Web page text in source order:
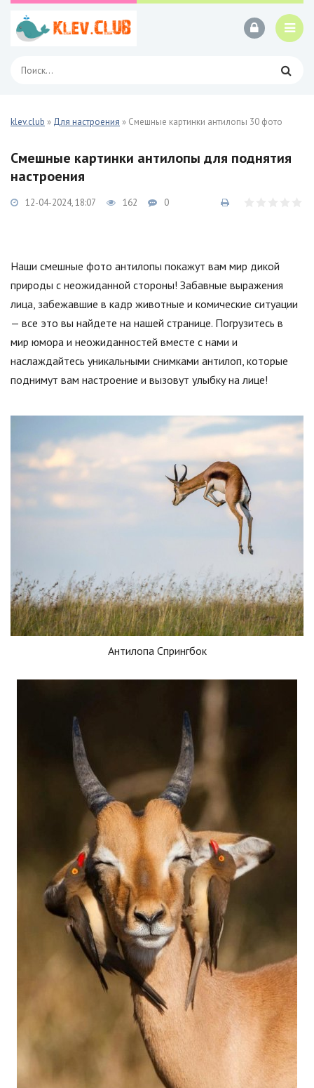
klev.club » Для настроения » Смешные картинки антилопы 30 фото
Смешные картинки антилопы для поднятия
настроения
12-04-2024, 18:07 162 0
Наши смешные фото антилопы покажут вам мир дикой
природы с неожиданной стороны! Забавные выражения
лица, забежавшие в кадр животные и комические ситуации
— все это вы найдете на нашей странице. Погрузитесь в
мир юмора и неожиданностей вместе с нами и
наслаждайтесь уникальными снимками антилоп, которые
поднимут вам настроение и вызовут улыбку на лице!
Антилопа Спрингбок